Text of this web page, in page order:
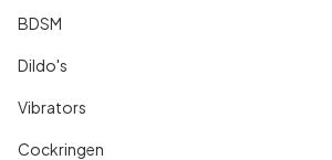
BDSM
Dildo's
Vibrators
Cockringen